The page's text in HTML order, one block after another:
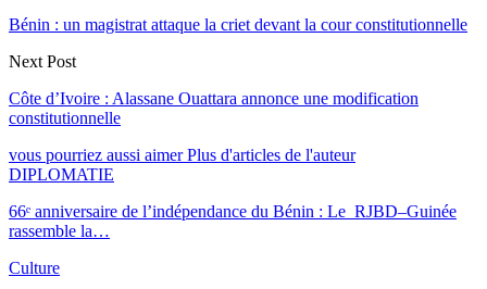
Bénin : un magistrat attaque la criet devant la cour constitutionnelle
Next Post
Côte d’Ivoire : Alassane Ouattara annonce une modification
constitutionnelle
vous pourriez aussi aimer Plus d'articles de l'auteur
DIPLOMATIE
66ᵉ anniversaire de l’indépendance du Bénin : Le RJBD–Guinée
rassemble la…
Culture